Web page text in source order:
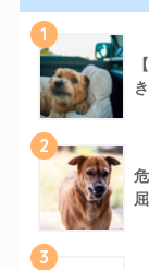
1
2
3